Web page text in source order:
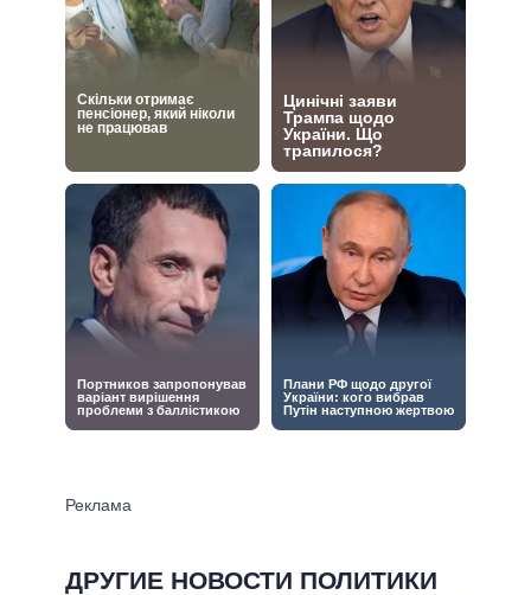
ДРУГИЕ НОВОСТИ ПОЛИТИКИ